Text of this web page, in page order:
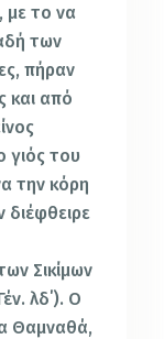
με το να
των
πήραν
και από
γιός του
την κόρη
διέφθειρε
Σικίμων
λδ΄). Ο
Θαμναθά,